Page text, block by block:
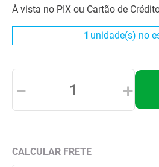
À vista no PIX ou Cartão de
1 unidade(s) no
＋
－
5º
munique
6º
muleta
7º
almofadas
8º
tipoia
º
ortese polegar punho
10º imobilizador joelho